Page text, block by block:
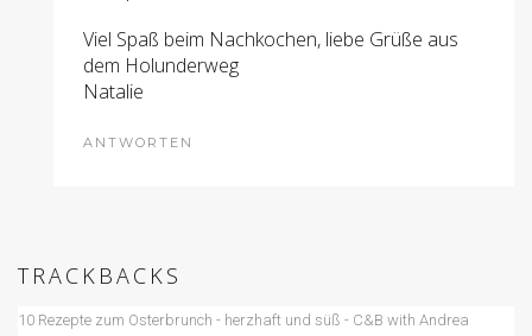
Viel Spaß beim Nachkochen, liebe Grüße aus
dem Holunderweg
Natalie
ANTWORTEN
TRACKBACKS
10 Rezepte zum Osterbrunch - herzhaft und süß - C&B with Andrea